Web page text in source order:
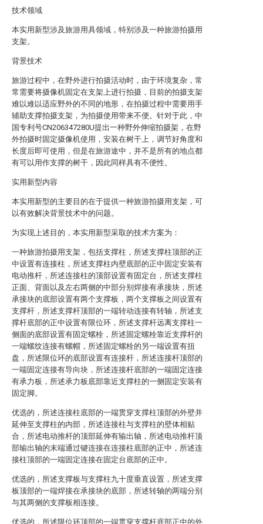
技术领域
本实用新型涉及旅游用具领域，特别涉及一种旅游拍摄用
支架。
背景技术
旅游过程中，在野外进行拍摄活动时，由于环境复杂，常
常需要将摄像机固定在支架上进行拍摄，目前的拍摄支架
难以难以适应野外的不同的地形，在拍摄过程中需要用手
辅助支撑拍摄支架，为拍摄使用带来不便。针对于此，中
国专利号CN206347280U提出一种野外伸缩拍摄架，在野
外拍摄时固定摄像机使用，安装在树干上，调节好角度和
长度后即可使用，但是在旅游途中，并不是所有的地点都
有可以用作支撑的树干，因此同样具有不便性。
实用新型内容
本实用新型的主要目的在于提供一种旅游拍摄用支架，可
以有效解决背景技术中的问题。
为实现上述目的，本实用新型采取的技术方案为：
一种旅游拍摄用支架，包括支撑柱，所述支撑柱顶部的正
中设置有连接柱，所述支撑柱内壁底部的正中固定安装有
电动推杆，所述连接柱的顶部设置有固定台，所述支撑柱
正面、背面以及左右两侧的中部分别焊接有承接块，所述
承接块的底部设置有两个支撑板，两个支撑板之间设置有
支撑杆，所述支撑杆顶部的一端转动连接有转轴，所述支
撑杆底部的正中设置有限位环，所述支撑杆远离支撑柱一
侧面的底部设置有固定螺栓，所述固定螺栓靠近支撑杆的
一端螺纹连接有螺帽，所述固定螺栓的另一端设置有扭
盘，所述限位环的底部设置有连接杆，所述连接杆顶部的
一端固定连接有导向块，所述连接杆底部的一端固定连接
有承力板，所述承力板底部靠近支撑柱的一侧固定安装有
固定脚。
优选的，所述连接柱底部的一端贯穿支撑柱顶部的外壁并
延伸至支撑柱的内部，所述连接柱与支撑柱的壁体相贴
合，所述电动推杆的顶部延伸有输出轴，所述电动推杆顶
部输出轴的末端通过键连接在连接柱底部的正中，所述连
接柱顶部的一端固定连接在固定台底部的正中。
优选的，所述支撑板与支撑柱九十度垂直设置，所述支撑
板顶部的一端焊接在承接块的底部，所述转轴的两端分别
与其两侧的支撑板相连接。
优选的，所述限位环顶部的一端贯穿支撑杆底部正中的外